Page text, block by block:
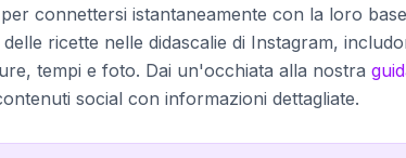
connettersi istantaneamente con la loro
ricette nelle didascalie di Instagram,
tempi e foto. Dai un'occhiata alla nostra
social con informazioni dettagliate.